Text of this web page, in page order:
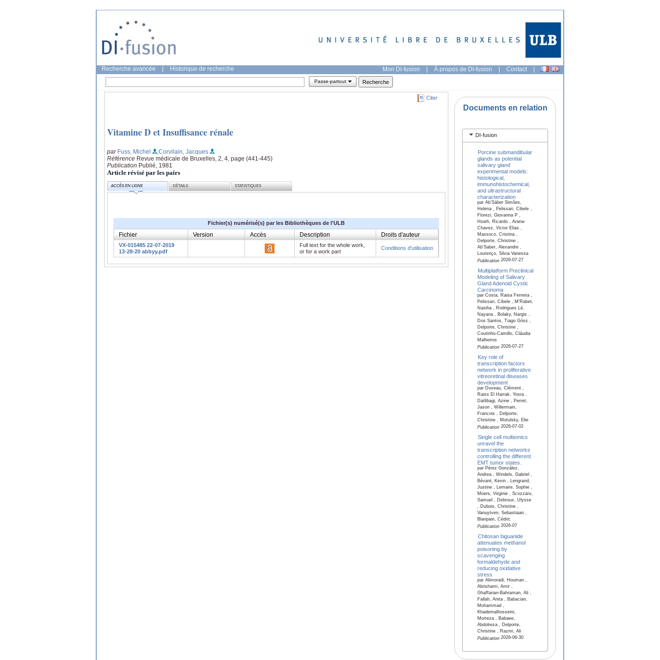
Recherche avancée Historique de recherche Mon DI-fusion | À propos de DI-fusion | Contact |
Passe-partout
Citer
Vitamine D et Insuffisance rénale
par Fuss, Michel
;Corvilain, Jacques
Référence Revue médicale de Bruxelles, 2, 4, page (441-445)
Publication Publié, 1981
Article révisé par les pairs
ACCÈS EN LIGNE DÉTAILS STATISTIQUES
Fichier(s) numérisé(s) par les Bibliothèques de l'ULB
Fichier Version Accès Description Droits d'auteur
VX-015485 22-07-2019
13-28-20 abbyy.pdf
Full text for the whole work,
or for a work part
Conditions d'utilisation
Documents en relation
DI-fusion
Porcine submandibular
glands as potential
salivary gland
experimental models:
histological,
immunohistochemical,
and ultrastructural
characterization
par Ab’Sáber Simões,
Helena , Pelissari, Cibele ,
Florezi, Giovanna P ,
Hsieh, Ricardo , Arana-
Chavez, Victor Elias ,
Massoco, Cristina ,
Delporte, Christine ,
Ab’Saber, Alexandre ,
Lourenço, Silvia Vanessa
Publication2026-07-27
Multiplatform Preclinical
Modeling of Salivary
Gland Adenoid Cystic
Carcinoma
par Costa, Raisa Ferreira ,
Pelissari, Cibele , M'Rabet,
Nasiha , Rodrigues Lé,
Nayana , Bolaky, Nargis ,
Dos Santos, Tiago Góss ,
Delporte, Christine ,
Coutinho-Camillo, Cláudia
Malheiros
Publication2026-07-27
Key role of
transcription factors
network in proliferative
vitreoretinal diseases
development
par Duveau, Clément ,
Raiss El Harrak, Yosra ,
Datlibagi, Azine , Perret,
Jason , Willermain,
Francois , Delporte,
Christine , Motulsky, Elie
Publication2026-07-02
Single cell multiomics
unravel the
transcription networks
controlling the different
EMT tumor states.
par Pérez González,
Andrea , Windels, Gabriel ,
Bévant, Kevin , Lengrand,
Justine , Lemaire, Sophie ,
Moers, Virginie , Scozzaro,
Samuel , Debroux, Ulysse
, Dubois, Christine ,
Vanuytven, Sebastiaan ,
Blanpain, Cédric
Publication2026-07
Chitosan biguanide
attenuates methanol
poisoning by
scavenging
formaldehyde and
reducing oxidative
stress
par Alimoradi, Houman ,
Abrishami, Amir ,
Ghaffarian-Bahraman, Ali ,
Fallah, Anita , Babacian,
Mohammad ,
Khademalhosseini,
Morteza , Babaee,
Abdolreza , Delporte,
Christine , Razmi, Ali
Publication2026-06-30